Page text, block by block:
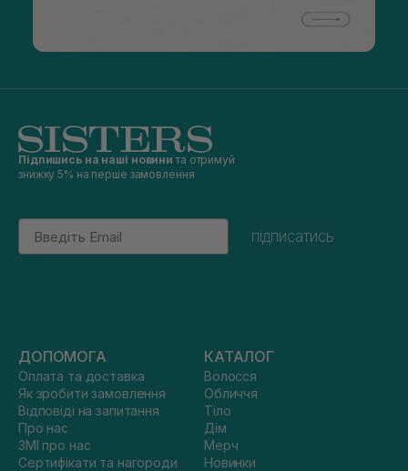
Підпишись на наші новини та отримуй
знижку 5% на перше замовлення
Email
підписатись
ДОПОМОГА
Оплата та доставка
Як зробити замовлення
Відповіді на запитання
Про нас
ЗМІ про нас
Сертифікати та нагороди
КАТАЛОГ
Волосся
Обличчя
Тіло
Дім
Мерч
Новинки